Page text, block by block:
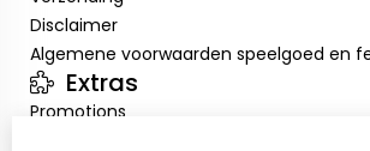
Disclaimer
Algemene voorwaarden speelgoed en
Extras
Promotions